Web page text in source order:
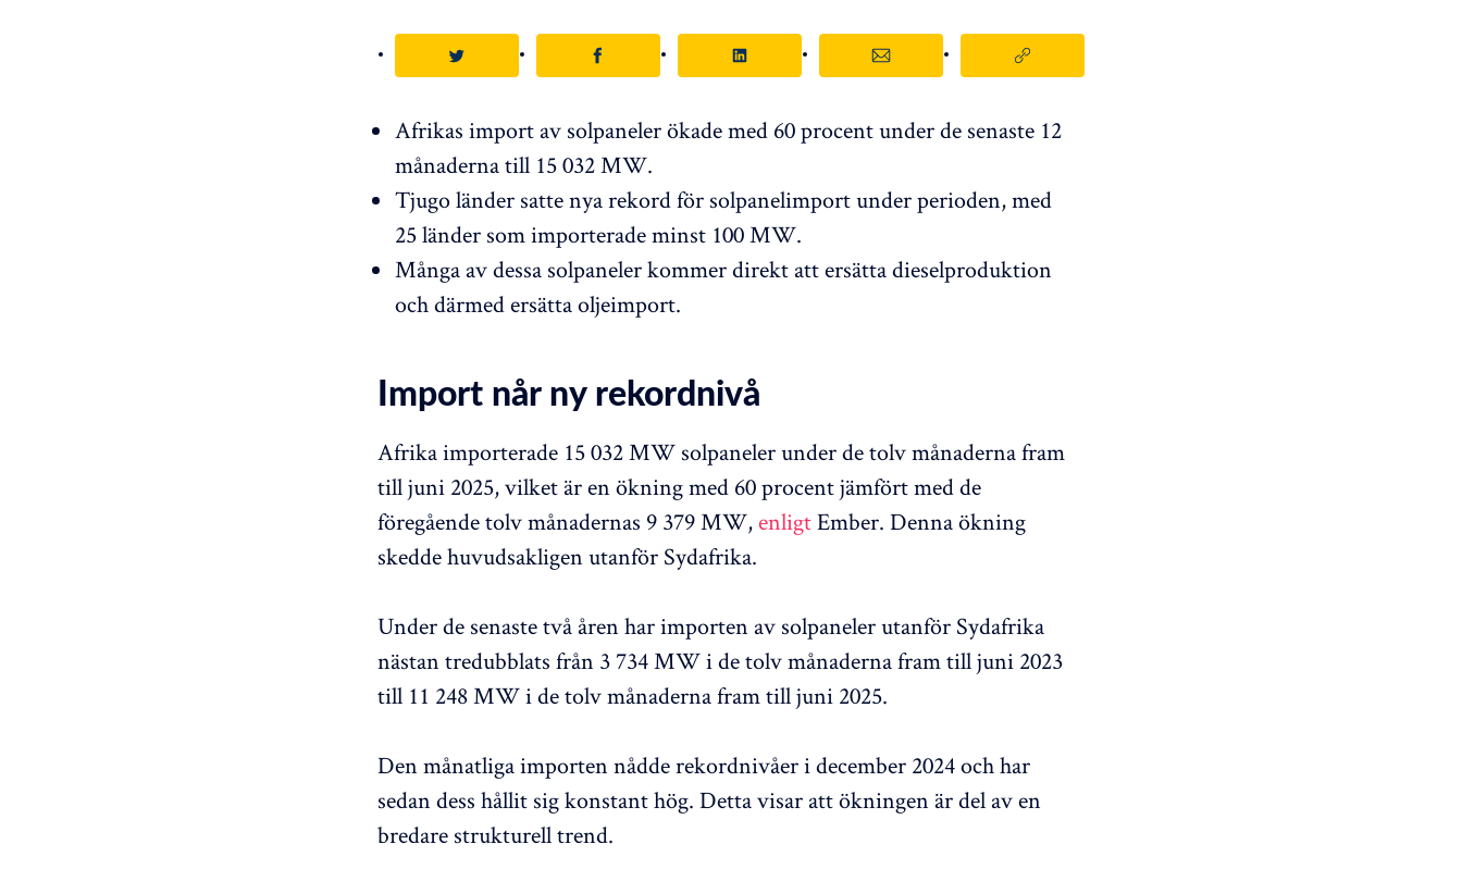
Afrikas import av solpaneler ökade med 60 procent under de senaste 12
månaderna till 15 032 MW.
Tjugo länder satte nya rekord för solpanelimport under perioden, med
25 länder som importerade minst 100 MW.
Många av dessa solpaneler kommer direkt att ersätta dieselproduktion
och därmed ersätta oljeimport.
Import når ny rekordnivå
Afrika importerade 15 032 MW solpaneler under de tolv månaderna fram
till juni 2025, vilket är en ökning med 60 procent jämfört med de
föregående tolv månadernas 9 379 MW,enligtEmber. Denna ökning
skedde huvudsakligen utanför Sydafrika.
Under de senaste två åren har importen av solpaneler utanför Sydafrika
nästan tredubblats från 3 734 MW i de tolv månaderna fram till juni 2023
till 11 248 MW i de tolv månaderna fram till juni 2025.
Den månatliga importen nådde rekordnivåer i december 2024 och har
sedan dess hållit sig konstant hög. Detta visar att ökningen är del av en
bredare strukturell trend.